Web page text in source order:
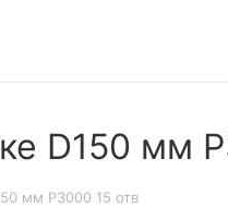
D150 мм
мм P3000 15 отв